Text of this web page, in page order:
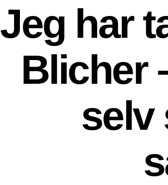
Jeg har
Blicher
selv